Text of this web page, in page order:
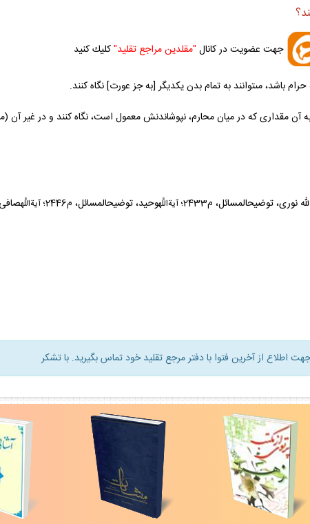
جهت عضويت در كانال "مقلدين مراجع تقليد"كليك كنيد
باشد، مى‏توانند به تمام بدن يكديگر [به جز عورت] نگاه كنند.
آن مقدارى كه در ميان محارم، نپوشاندنش معمول است، نگاه كنند و در غير آن
آيةاللَّهوحيد، توضيح‏المسائل، م2446؛ آيةاللَّهصافى،
اطلاع از آخرين فتوا با دفتر مرجع تقليد خود تماس بگيريد. با تشكر